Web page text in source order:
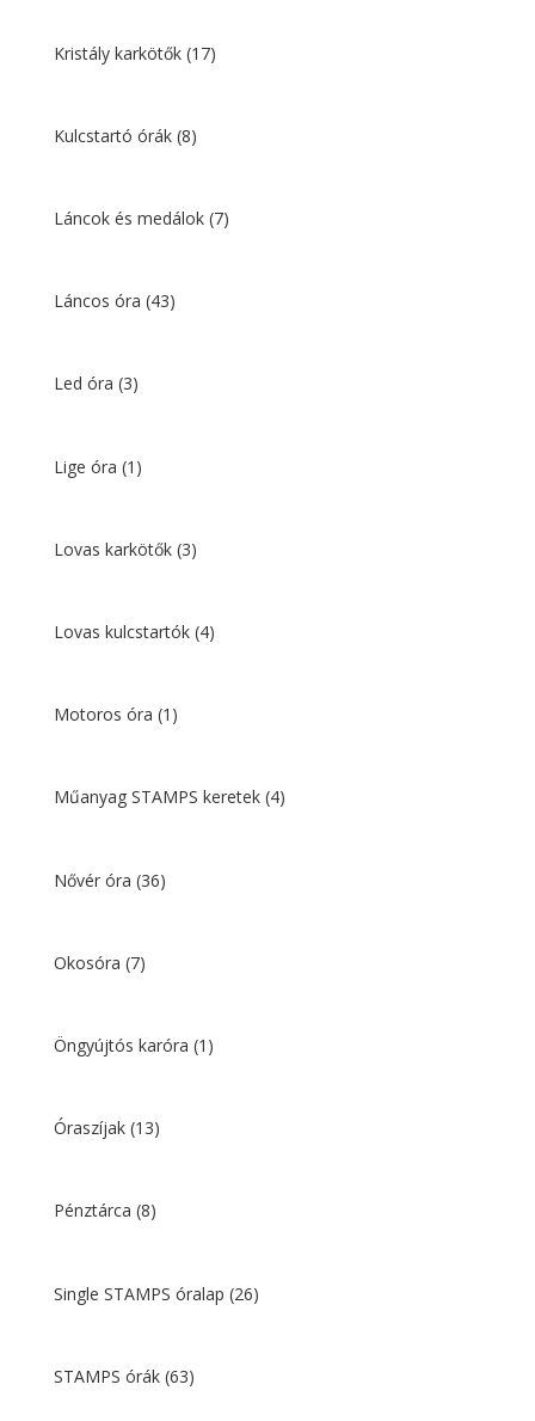
Kristály karkötők (17)
Kulcstartó órák (8)
Láncok és medálok (7)
Láncos óra (43)
Led óra (3)
Lige óra (1)
Lovas karkötők (3)
Lovas kulcstartók (4)
Motoros óra (1)
Műanyag STAMPS keretek (4)
Nővér óra (36)
Okosóra (7)
Öngyújtós karóra (1)
Óraszíjak (13)
Pénztárca (8)
Single STAMPS óralap (26)
STAMPS órák (63)